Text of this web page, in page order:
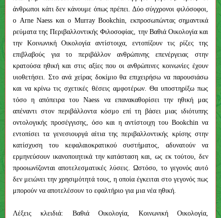
άνθρωποι κάτι δεν κάνουμε όπως πρέπει. Δύο σύγχρονοι φιλόσοφοι,
ο Arne Naess και ο Murray Bookchin, εκπροσωπώντας σημαντικά
ρεύματα της Περιβαλλοντικής Φιλοσοφίας, την Βαθιά Οικολογία και
την Κοινωνική Οικολογία αντίστοιχα, εντοπίζουν τις ρίζες της
επιβλαβούς για το περιβάλλον ανθρώπινης επενέργειας στην
κρατούσα ηθική και στις αξίες που οι ανθρώπινες κοινωνίες έχουν
υιοθετήσει. Στο ανά χείρας δοκίμιο θα επιχειρήσω να παρουσιάσω
και να κρίνω τις σχετικές θέσεις αμφοτέρων. Θα υποστηρίξω πως
τόσο η απόπειρα του Naess να επανακαθορίσει την ηθική μας
απέναντι στον περιβάλλοντα κόσμο επί τη βάσει μιας ιδιότυπης
οντολογικής προσέγγισης, όσο και η αντίστοιχη του Bookchin να
εντοπίσει τα γενεσιουργά αίτια της περιβαλλοντικής κρίσης στην
κατίσχυση του κεφαλαιοκρατικού συστήματος, αδυνατούν να
ερμηνεύσουν ικανοποιητικά την κατάσταση και, ως εκ τούτου, δεν
προοιωνίζονται αποτελεσματικές λύσεις. Ωστόσο, το γεγονός αυτό
δεν μειώνει την χρησιμότητά τους, η οποία έγκειται στο γεγονός πως
μπορούν να αποτελέσουν το εφαλτήριο για μια νέα ηθική.
Λέξεις κλειδιά: Βαθιά Οικολογία, Κοινωνική Οικολογία,